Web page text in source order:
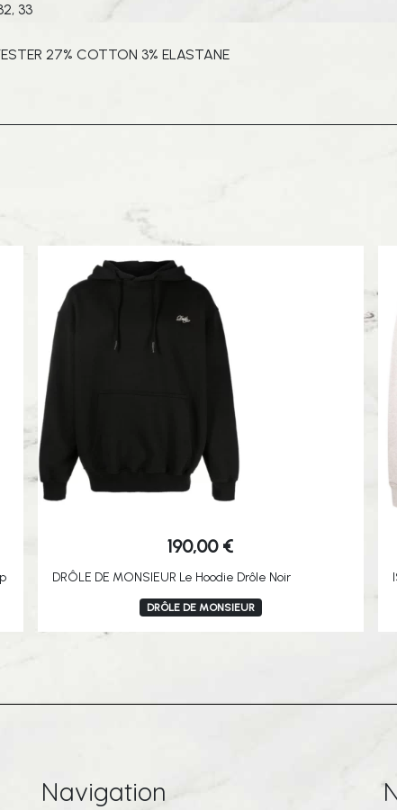
33
27% COTTON 3% ELASTANE
190,00 €
DRÔLE DE MONSIEUR Le Hoodie Drôle Noir
DRÔLE DE MONSIEUR
Navigation